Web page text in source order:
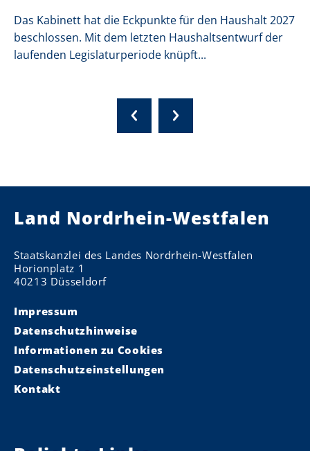
Das Kabinett hat die Eckpunkte für den Haushalt 2027
beschlossen. Mit dem letzten Haushaltsentwurf der
laufenden Legislaturperiode knüpft...
Land Nordrhein-Westfalen
Staatskanzlei des Landes Nordrhein-Westfalen
Horionplatz 1
40213 Düsseldorf
Impressum
Datenschutzhinweise
Informationen zu Cookies
Datenschutzeinstellungen
Kontakt